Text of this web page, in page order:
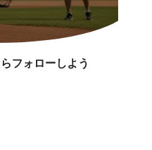
フォローしよう